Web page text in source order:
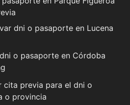
dni o pasaporte en Lucena
o pasaporte en Córdoba
cita previa para el dni o
o provincia